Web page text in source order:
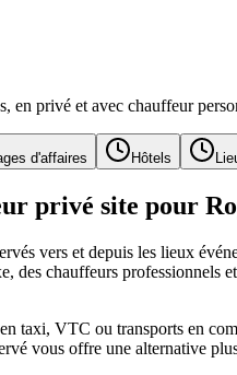
privé et avec chauffeur
d'affaires Hôtels
privé site pour
vers et depuis les lieux
des chauffeurs
taxi, VTC ou transports en
vous offre une alternative